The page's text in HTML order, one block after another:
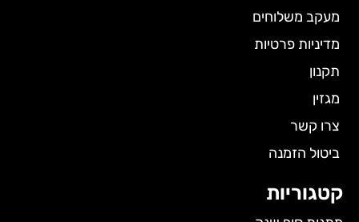
מעקב משלוחים
מדיניות פרטיות
תקנון
מגזין
צרו קשר
ביטול הזמנה
קטגוריות